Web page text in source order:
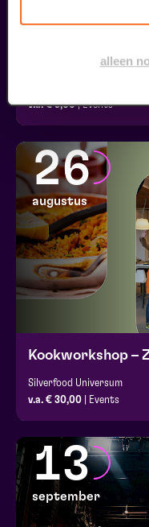
alleen
Ouwehoeren
v.a. € 5,00| Events
26
augustus
Silverfood Universum
v.a. € 30,00 | Events
13
september